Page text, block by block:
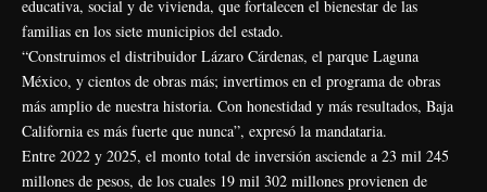
educativa, social y de vivienda, que fortalecen el bienestar de las
familias en los siete municipios del estado.
“Construimos el distribuidor Lázaro Cárdenas, el parque Laguna
México, y cientos de obras más; invertimos en el programa de obras
más amplio de nuestra historia. Con honestidad y más resultados, Baja
California es más fuerte que nunca”, expresó la mandataria.
Entre 2022 y 2025, el monto total de inversión asciende a 23 mil 245
millones de pesos, de los cuales 19 mil 302 millones provienen de